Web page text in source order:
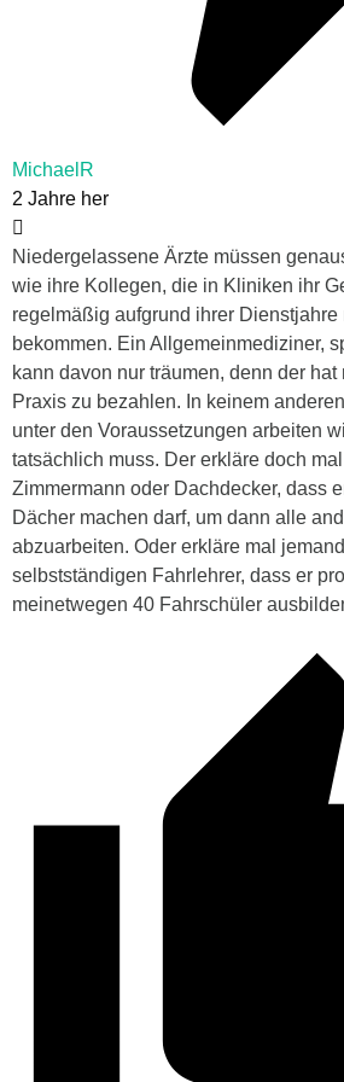
MichaelR
2 Jahre her
Niedergelassene Ärzte müssen
wie ihre Kollegen, die in Kliniken ihr
regelmäßig aufgrund ihrer Dienstjahre
bekommen. Ein Allgemeinmediziner,
kann davon nur träumen, denn der
Praxis zu bezahlen. In keinem
unter den Voraussetzungen arbeiten
tatsächlich muss. Der erkläre doch
Zimmermann oder Dachdecker, dass
Dächer machen darf, um dann alle
abzuarbeiten. Oder erkläre mal
selbstständigen Fahrlehrer, dass er
meinetwegen 40 Fahrschüler